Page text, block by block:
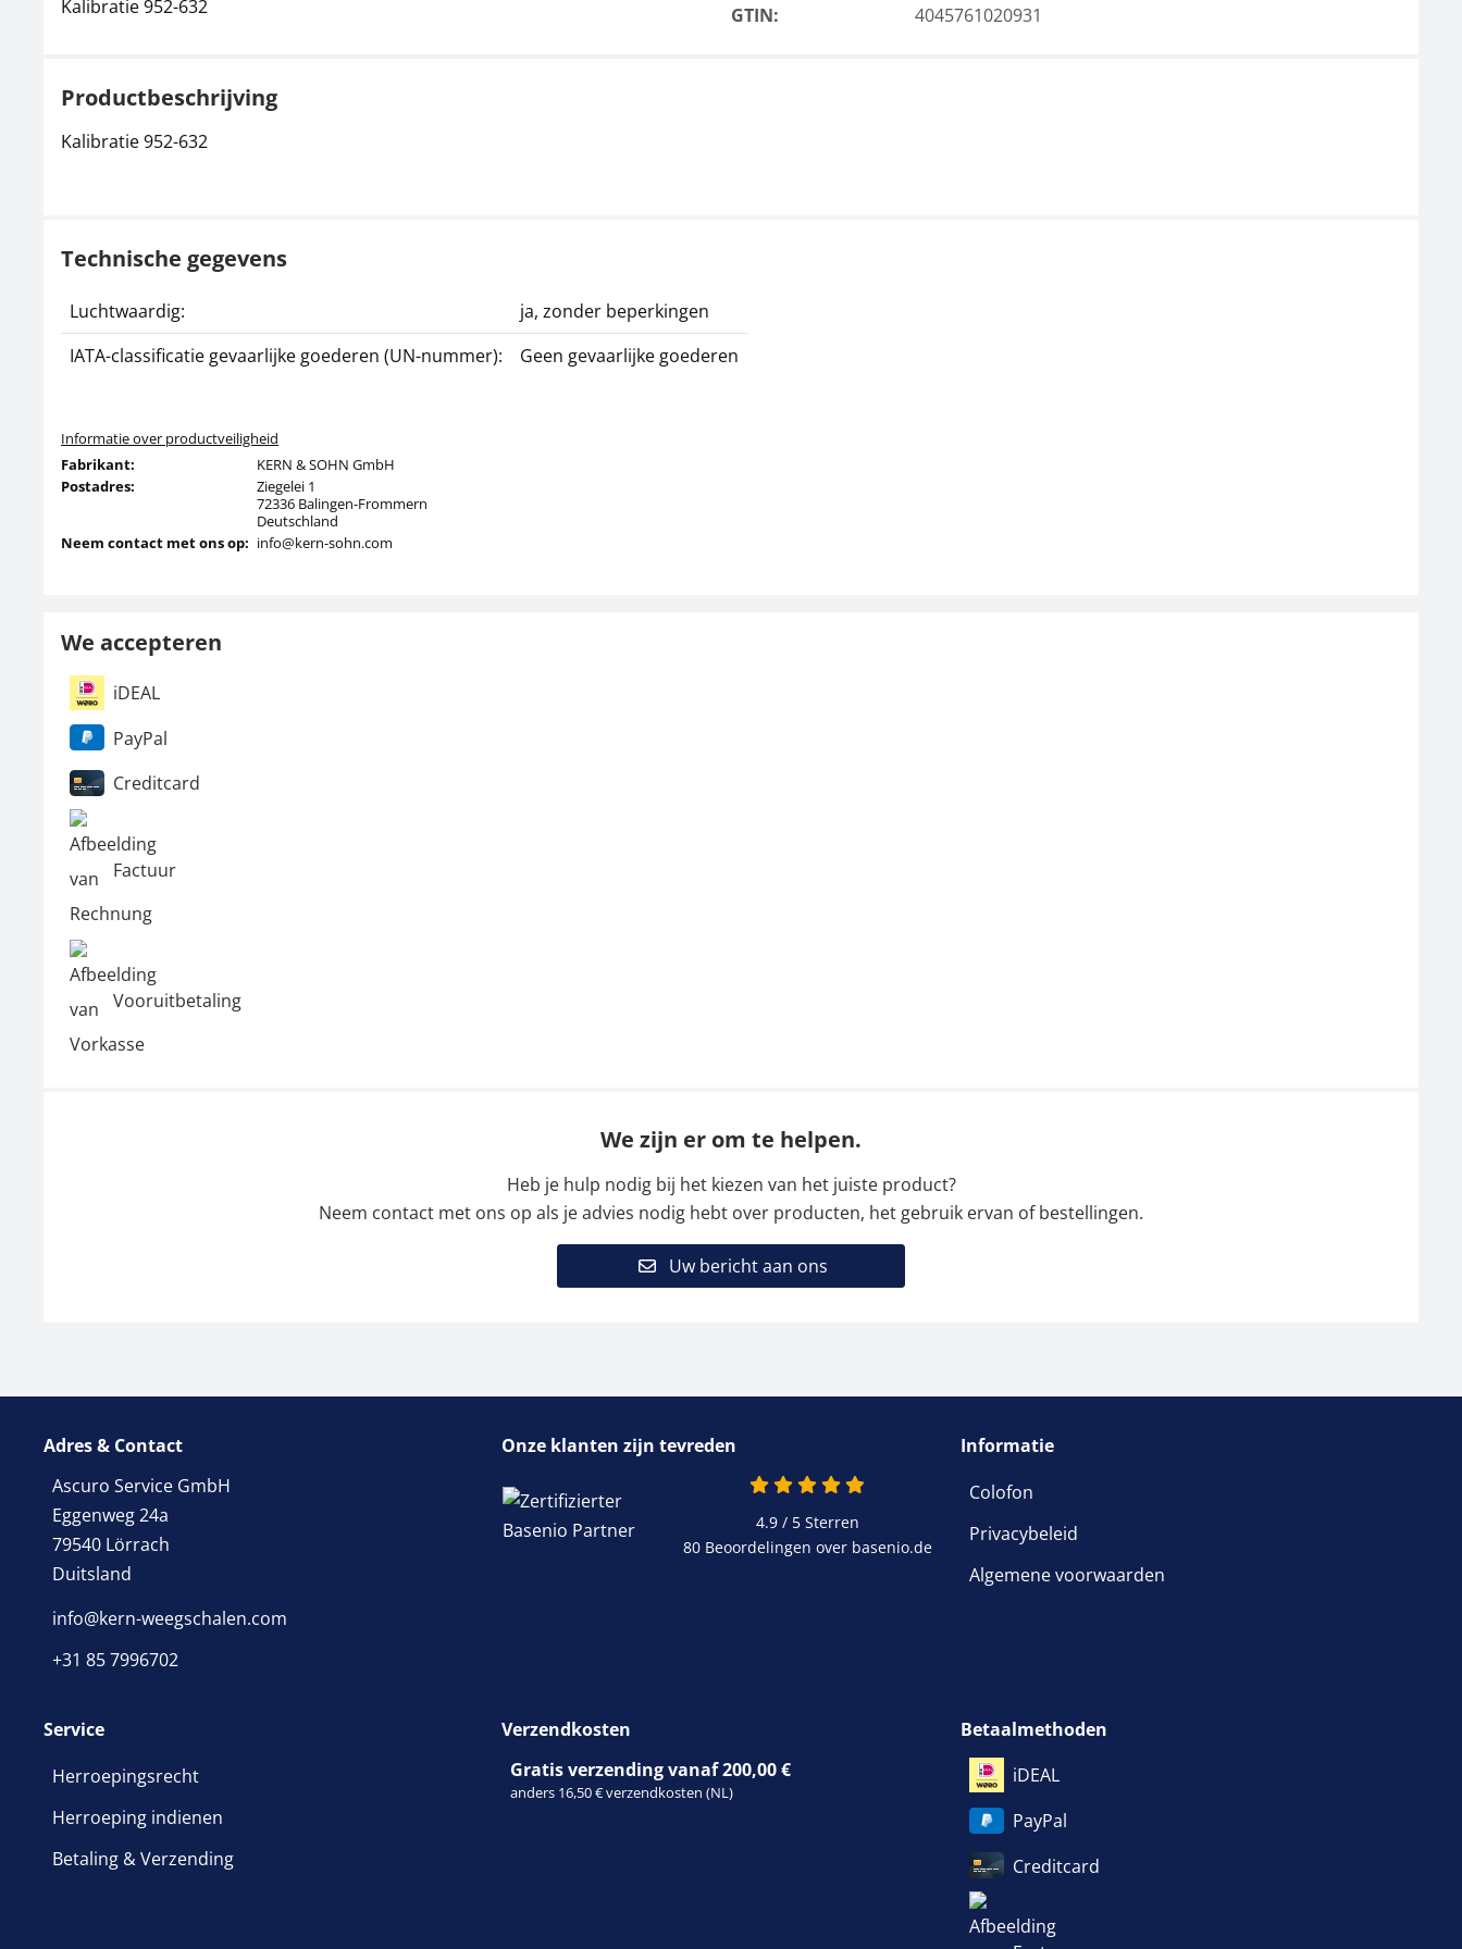
Kalibratie 952-632
GTIN:
4045761020931
Productbeschrijving
Kalibratie 952-632
Technische gegevens
Luchtwaardig:
ja, zonder beperkingen
IATA-classificatie gevaarlijke goederen (UN-nummer):
Geen gevaarlijke goederen
Informatie over productveiligheid
Fabrikant:
KERN & SOHN GmbH
Postadres:
Ziegelei 1
72336 Balingen-Frommern
Deutschland
Neem contact met ons op: info@kern-sohn.com
We accepteren
iDEAL
PayPal
Creditcard
Factuur
Vooruitbetaling
We zijn er om te helpen.
Heb je hulp nodig bij het kiezen van het juiste product?
Neem contact met ons op als je advies nodig hebt over producten, het gebruik ervan of bestellingen.
Uw bericht aan ons
Adres & Contact
Ascuro Service GmbH
Eggenweg 24a
79540 Lörrach
Duitsland
info@kern-weegschalen.com
+31 85 7996702
Onze klanten zijn tevreden
4.9 / 5Sterren
80 Beoordelingen over basenio.de
Informatie
Colofon
Privacybeleid
Algemene voorwaarden
Service
Herroepingsrecht
Herroeping indienen
Betaling & Verzending
Verzendkosten
Gratis verzending vanaf 200,00 €
anders 16,50 € verzendkosten (NL)
Betaalmethoden
iDEAL
PayPal
Creditcard